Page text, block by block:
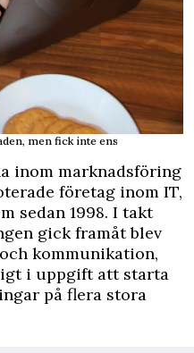
men fick inte ens
inom marknadsföring
företag inom IT,
sedan 1998. I takt
gick framåt blev
kommunikation,
i uppgift att starta
på flera stora